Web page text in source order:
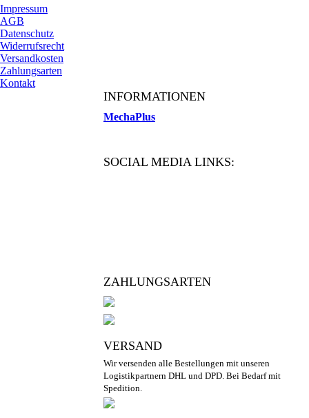
Impressum
AGB
Datenschutz
Widerrufsrecht
Versandkosten
Zahlungsarten
Kontakt
INFORMATIONEN
MechaPlus
SOCIAL MEDIA LINKS:
ZAHLUNGSARTEN
VERSAND
Wir versenden alle Bestellungen mit unseren
Logistikpartnern DHL und DPD. Bei Bedarf mit
Spedition.